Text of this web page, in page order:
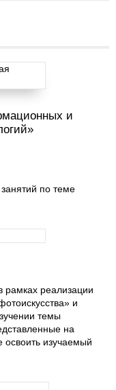
и
по теме
рамках реализации
и
темы
на
освоить изучаемый